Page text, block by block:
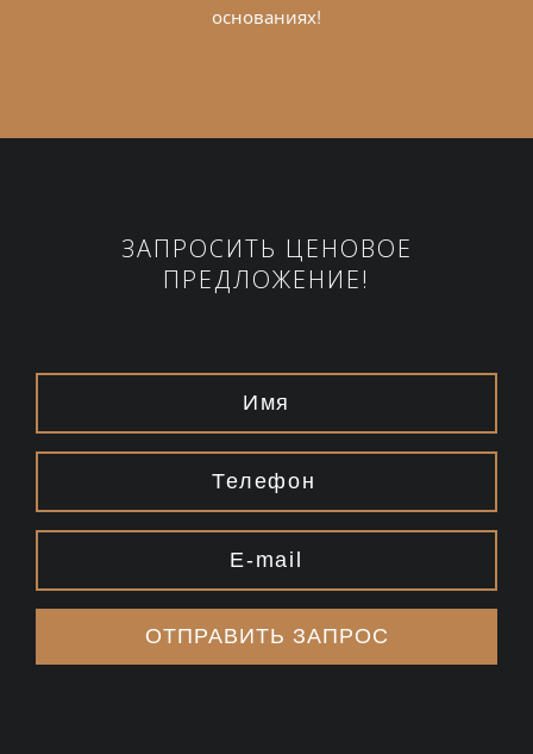
основаниях!
ЗАПРОСИТЬ ЦЕНОВОЕ
ПРЕДЛОЖЕНИЕ!